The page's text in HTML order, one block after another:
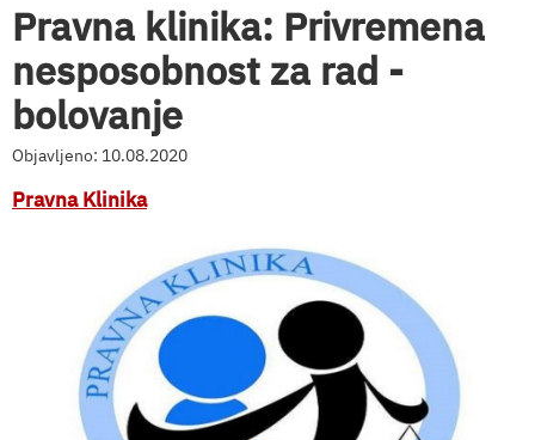
Pravna klinika: Privremena
nesposobnost za rad -
bolovanje
Objavljeno: 10.08.2020
Pravna Klinika